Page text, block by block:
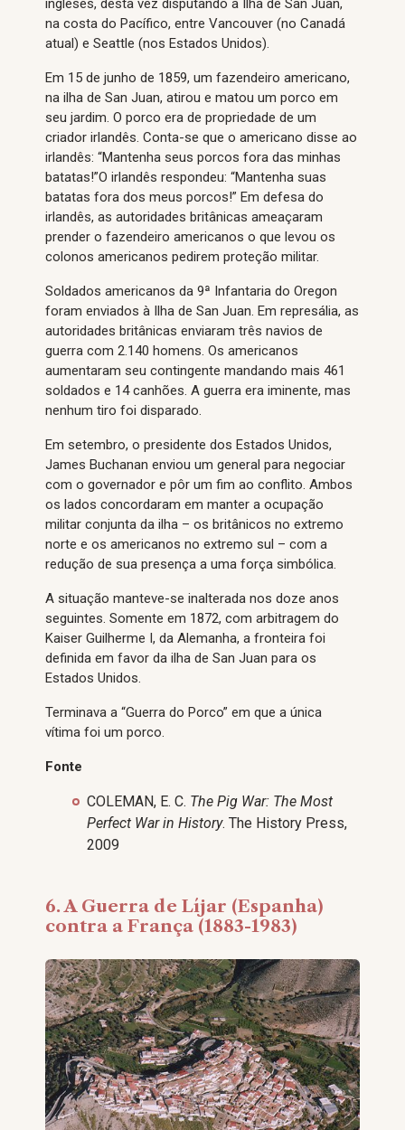
ingleses, desta vez disputando a Ilha de San Juan,
na costa do Pacífico, entre Vancouver (no Canadá
atual) e Seattle (nos Estados Unidos).
Em 15 de junho de 1859, um fazendeiro americano,
na ilha de San Juan, atirou e matou um porco em
seu jardim. O porco era de propriedade de um
criador irlandês. Conta-se que o americano disse ao
irlandês: “Mantenha seus porcos fora das minhas
batatas!”O irlandês respondeu: “Mantenha suas
batatas fora dos meus porcos!” Em defesa do
irlandês, as autoridades britânicas ameaçaram
prender o fazendeiro americanos o que levou os
colonos americanos pedirem proteção militar.
Soldados americanos da 9ª Infantaria do Oregon
foram enviados à Ilha de San Juan. Em represália, as
autoridades britânicas enviaram três navios de
guerra com 2.140 homens. Os americanos
aumentaram seu contingente mandando mais 461
soldados e 14 canhões. A guerra era iminente, mas
nenhum tiro foi disparado.
Em setembro, o presidente dos Estados Unidos,
James Buchanan enviou um general para negociar
com o governador e pôr um fim ao conflito. Ambos
os lados concordaram em manter a ocupação
militar conjunta da ilha – os britânicos no extremo
norte e os americanos no extremo sul – com a
redução de sua presença a uma força simbólica.
A situação manteve-se inalterada nos doze anos
seguintes. Somente em 1872, com arbitragem do
Kaiser Guilherme I, da Alemanha, a fronteira foi
definida em favor da ilha de San Juan para os
Estados Unidos.
Terminava a “Guerra do Porco” em que a única
vítima foi um porco.
Fonte
COLEMAN, E. C. The Pig War: The Most
Perfect War in History. The History Press,
2009
6. A Guerra de Líjar (Espanha)
contra a França (1883-1983)